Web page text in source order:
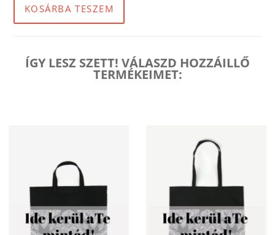
KOSÁRBA TESZEM
ÍGY LESZ SZETT! VÁLASZD HOZZÁILLŐ
TERMÉKEIMET: